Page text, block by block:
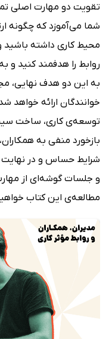
تقویت دو مهارت اصلی
شما می‌آموزد که چگونه
محیط کاری داشته
روابط را هدفمند کنید و
به این دو هدف نهایی،
خوانندگان ارائه خواهد
توسعه‌ی کاری، ساخت
بازخورد منفی به
شرایط حساس و در نهایت
و جلسات گوشه‌ای از
مطالعه‌ی این کتاب